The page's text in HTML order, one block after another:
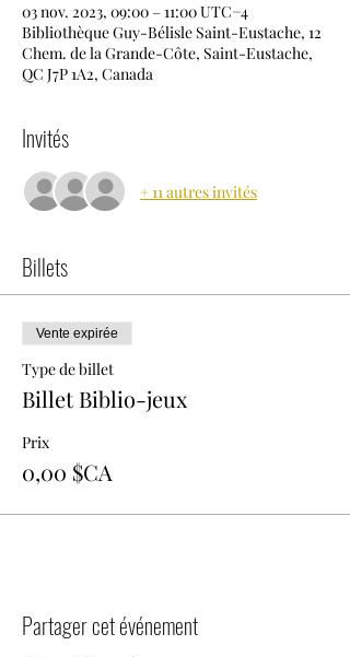
03 nov. 2023, 09:00 – 11:00 UTC−4
Bibliothèque Guy-Bélisle Saint-Eustache, 12
Chem. de la Grande-Côte, Saint-Eustache,
QC J7P 1A2, Canada
Invités
+ 11 autres invités
Billets
Vente expirée
Type de billet
Billet Biblio-jeux
Prix
0,00 $CA
Partager cet événement